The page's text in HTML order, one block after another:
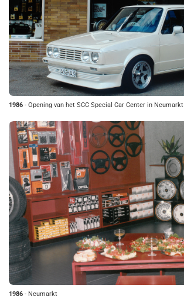
1986 - Opening van het SCC Special Car Center in Neumarkt
1986 - Neumarkt